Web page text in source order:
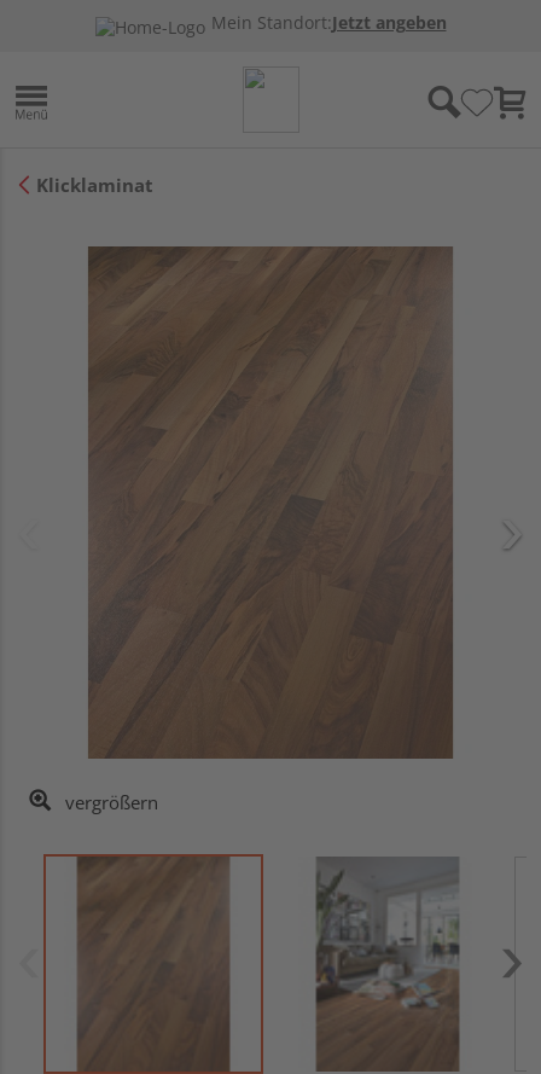
Mein Standort:Jetzt angeben
Klicklaminat
vergrößern